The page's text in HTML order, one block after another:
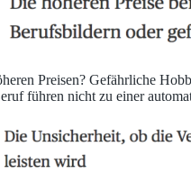
Preisen? Gefährliche
führen nicht zu einer